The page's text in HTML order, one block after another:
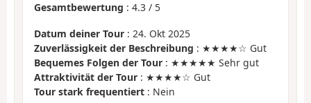
Gesamtbewertung : 4.3 / 5
Datum deiner Tour : 24. Okt 2025
Zuverlässigkeit der Beschreibung : ★★★★☆ Gut
Bequemes Folgen der Tour : ★★★★★ Sehr gut
Attraktivität der Tour : ★★★★☆ Gut
Tour stark frequentiert : Nein